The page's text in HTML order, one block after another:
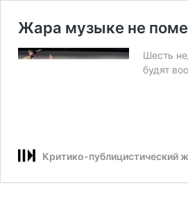
Жара музыке не
Шесть
будят
Критико-публицистический